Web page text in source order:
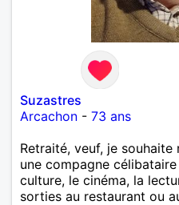
Suzastres
Arcachon - 73 ans
Retraité, veuf, je
une compagne
culture, le cinéma, la
sorties au restaurant ou